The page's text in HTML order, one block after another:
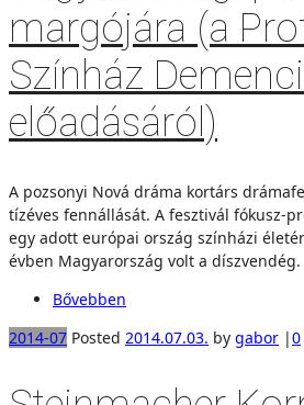
margójára (a
Színház
előadásáról)
A pozsonyi Nová dráma kortárs
tízéves fennállását. A fesztivál fókusz-
egy adott európai ország színházi
évben Magyarország volt a díszvendég.
Bővebben
2014-07 Posted 2014.07.03. by gabor |0